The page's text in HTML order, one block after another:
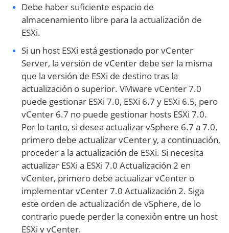
Debe haber suficiente espacio de
almacenamiento libre para la actualización de
ESXi.
Si un host ESXi está gestionado por vCenter
Server, la versión de vCenter debe ser la misma
que la versión de ESXi de destino tras la
actualización o superior. VMware vCenter 7.0
puede gestionar ESXi 7.0, ESXi 6.7 y ESXi 6.5, pero
vCenter 6.7 no puede gestionar hosts ESXi 7.0.
Por lo tanto, si desea actualizar vSphere 6.7 a 7.0,
primero debe actualizar vCenter y, a continuación,
proceder a la actualización de ESXi. Si necesita
actualizar ESXi a ESXi 7.0 Actualización 2 en
vCenter, primero debe actualizar vCenter o
implementar vCenter 7.0 Actualización 2. Siga
este orden de actualización de vSphere, de lo
contrario puede perder la conexión entre un host
ESXi y vCenter.